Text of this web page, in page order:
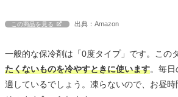
この商品を見る 出典：Amazon
一般的な保冷剤は「0度タイプ」です。この
たくないものを冷やすときに使います。毎日
適しているでしょう。凍らないので、お昼